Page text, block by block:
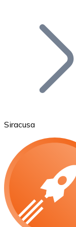
Bitcoin
Ethereum
Siracusa